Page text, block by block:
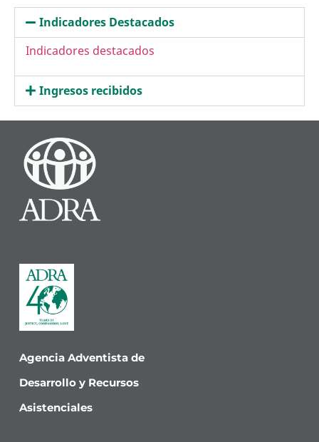
Indicadores Destacados
Indicadores destacados
Ingresos recibidos
Agencia Adventista de
Desarrollo y Recursos
Asistenciales